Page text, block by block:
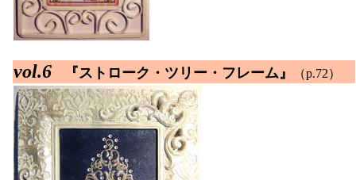
vol.6 『ストローク・ツリー・フレーム』 （p.72）